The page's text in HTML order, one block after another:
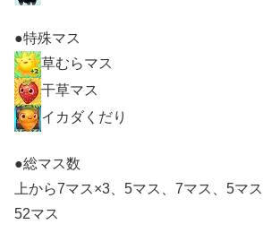
●特殊マス
草むらマス
干草マス
イカダくだり
●総マス数
上から7マス×3、5マス、7マス、5マ
52マス